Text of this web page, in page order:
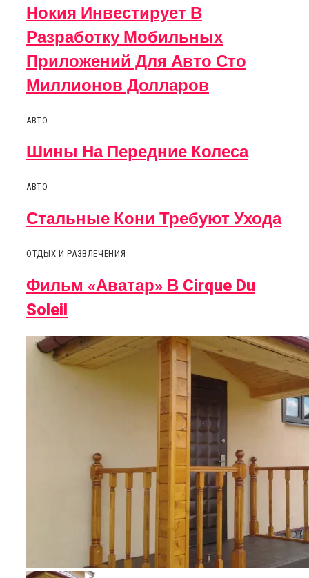
Нокия Инвестирует В
Разработку Мобильных
Приложений Для Авто Сто
Миллионов Долларов
АВТО
Шины На Передние Колеса
АВТО
Стальные Кони Требуют Ухода
ОТДЫХ И РАЗВЛЕЧЕНИЯ
Фильм «Аватар» В Cirque Du
Soleil